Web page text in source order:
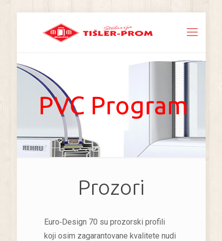
PVC Program
Prozori
Euro‑Design 70 su prozorski profili
koji osim zagarantovane kvalitete nudi